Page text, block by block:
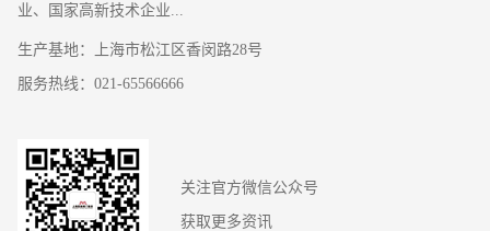
业、国家高新技术企业...
生产基地：上海市松江区香闵路28号
服务热线：021-65566666
关注官方微信公众号
获取更多资讯